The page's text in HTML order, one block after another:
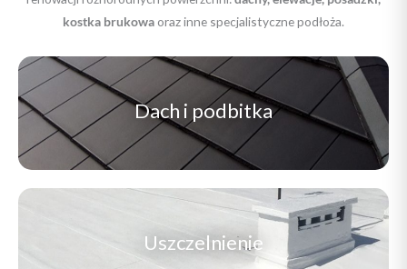
kostka brukowa oraz inne specjalistyczne podłoża.
Dach i podbitka
Uszczelnienie